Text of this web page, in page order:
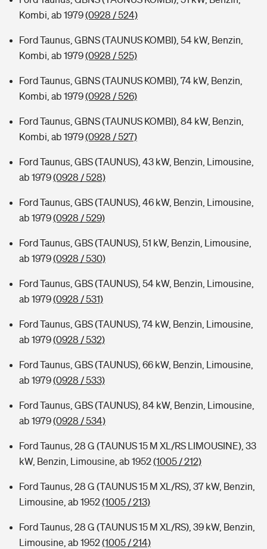
Kombi, ab 1979(0928 / 524)
Ford Taunus, GBNS (TAUNUS KOMBI), 54 kW, Benzin,
Kombi, ab 1979(0928 / 525)
Ford Taunus, GBNS (TAUNUS KOMBI), 74 kW, Benzin,
Kombi, ab 1979(0928 / 526)
Ford Taunus, GBNS (TAUNUS KOMBI), 84 kW, Benzin,
Kombi, ab 1979(0928 / 527)
Ford Taunus, GBS (TAUNUS), 43 kW, Benzin, Limousine,
ab 1979(0928 / 528)
Ford Taunus, GBS (TAUNUS), 46 kW, Benzin, Limousine,
ab 1979(0928 / 529)
Ford Taunus, GBS (TAUNUS), 51 kW, Benzin, Limousine,
ab 1979(0928 / 530)
Ford Taunus, GBS (TAUNUS), 54 kW, Benzin, Limousine,
ab 1979(0928 / 531)
Ford Taunus, GBS (TAUNUS), 74 kW, Benzin, Limousine,
ab 1979(0928 / 532)
Ford Taunus, GBS (TAUNUS), 66 kW, Benzin, Limousine,
ab 1979(0928 / 533)
Ford Taunus, GBS (TAUNUS), 84 kW, Benzin, Limousine,
ab 1979(0928 / 534)
Ford Taunus, 28 G (TAUNUS 15 M XL/RS LIMOUSINE), 33
kW, Benzin, Limousine, ab 1952(1005 / 212)
Ford Taunus, 28 G (TAUNUS 15 M XL/RS), 37 kW, Benzin,
Limousine, ab 1952(1005 / 213)
Ford Taunus, 28 G (TAUNUS 15 M XL/RS), 39 kW, Benzin,
Limousine, ab 1952(1005 / 214)